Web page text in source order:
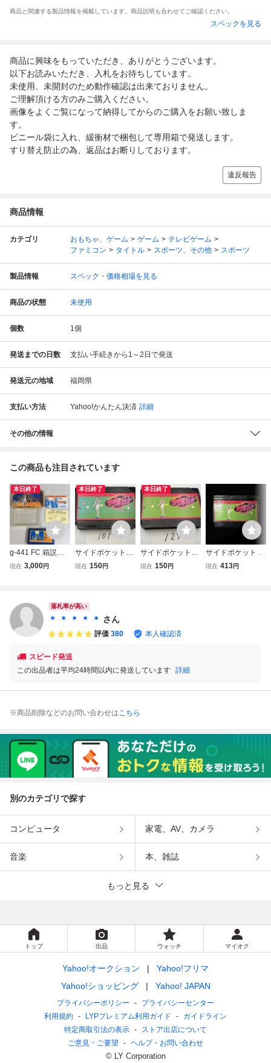
商品と関連する製品情報を掲載しています。商品説明も合わせてご確認ください。
スペックを見る
商品に興味をもっていただき、ありがとうございます。
以下お読みいただき、入札をお待ちしています。
未使用、未開封のため動作確認は出来ておりません。
ご理解頂ける方のみご購入ください。
画像をよくご覧になって納得してからのご購入をお願い致しま
す。
ビニール袋に入れ、緩衝材で梱包して専用箱で発送します。
すり替え防止の為、返品はお断りしております。
違反報告
商品情報
カテゴリ おもちゃ、ゲーム ゲーム
テレビゲーム
ファミコン
タイトル スポーツ、その他 スポーツ
製品情報 スペック・価格相場を見る
商品の状態 未使用
個数 1個
発送までの日数 支払い手続きから1～2日で発送
発送元の地域 福岡県
支払い方法 Yahoo!かんたん決済 詳細
その他の情報
この商品も注目されています
本日終了
g-441 FC 箱説付
き レッキングクル
現在 3,000円
本日終了
サイドポケット
任天堂 FC ファ
現在 150円
本日終了
サイドポケット
任天堂 FC ファ
現在 150円
サイドポケット F
C ファミコン
現在 413円
落札率が高い
＊ ＊ ＊ ＊ ＊ さん
評価 380 本人確認済
スピード発送
この出品者は平均24時間以内に発送しています 詳細
※商品削除などのお問い合わせはこちら
別のカテゴリで探す
コンピュータ 家電、AV、カメラ
音楽 本、雑誌
もっと見る
トップ 出品 ウォッチ マイオク
Yahoo!オークション
Yahoo!フリマ
Yahoo!ショッピング
Yahoo! JAPAN
プライバシーポリシー
プライバシーセンター
利用規約
LYPプレミアム利用ガイド
ガイドライン
特定商取引法の表示
ストア出店について
ご意見・ご要望
ヘルプ・お問い合わせ
© LY Corporation